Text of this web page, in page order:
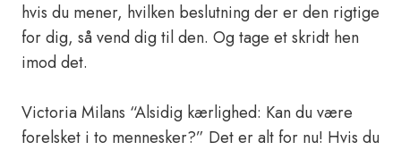
hvis du mener, hvilken beslutning der er den rigtige
for dig, så vend dig til den. Og tage et skridt hen
imod det.
Victoria Milans “Alsidig kærlighed: Kan du være
forelsket i to mennesker?” Det er alt for nu! Hvis du